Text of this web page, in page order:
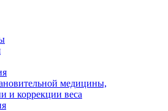
медицины,
и коррекции веса